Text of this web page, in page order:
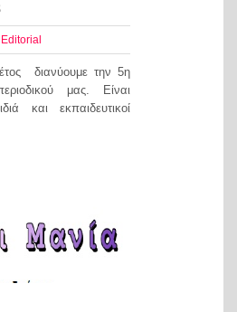
Editorial
διανύουμε την 5η
μας. Είναι
και εκπαιδευτικοί